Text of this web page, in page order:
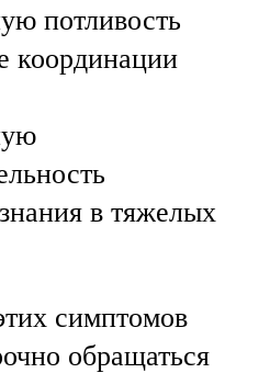
потливость
координации
в тяжелых
симптомов
обращаться